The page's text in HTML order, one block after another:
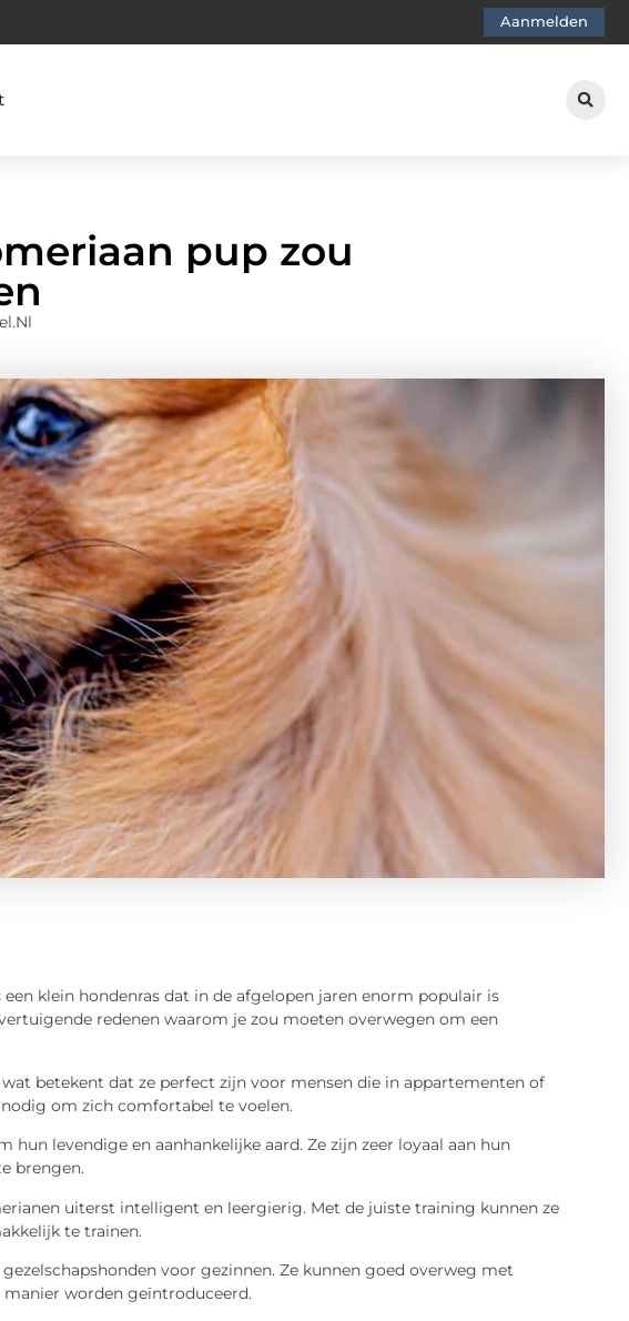
Aanmelden
pup zou
klein hondenras dat in de afgelopen jaren enorm populair is
redenen waarom je zou moeten overwegen om een
betekent dat ze perfect zijn voor mensen die in appartementen of
om zich comfortabel te voelen.
hun levendige en aanhankelijke aard. Ze zijn zeer loyaal aan hun
brengen.
uiterst intelligent en leergierig. Met de juiste training kunnen ze
te trainen.
voor gezinnen. Ze kunnen goed overweg met
worden geïntroduceerd.